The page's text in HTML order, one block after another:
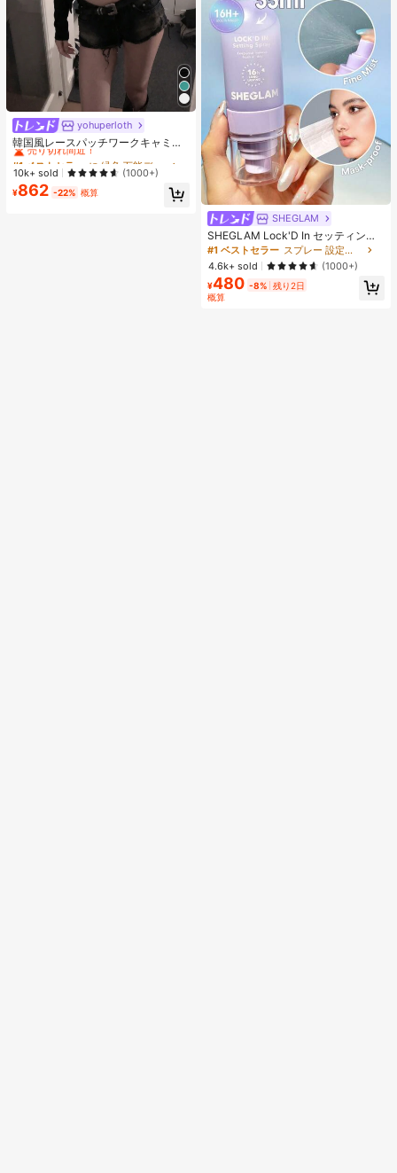
yohuperloth
韓国風レースパッチワークキャミソ
ールタンクトップ、Y2Kエステティ
ック、ストリートウェアカジュアル
サマー
#1 ベストセラー
売り切れ間近！
#1 ベストセラー
売り切れ間近！
#1 ベストセラー
売り切れ間近！
#1 ベストセラー
10k+ sold (1000+)
¥862 -22% 概算
SHEGLAM
SHEGLAM Lock'D In セッティング
スプレー 女性と女の子のためのブラ
ンドビューティーコスメメイクアッ
プ
#1 ベストセラー
スプレー 設定スプレー
4.6k+ sold
(1000+)
¥480 -8% 残り2日
概算